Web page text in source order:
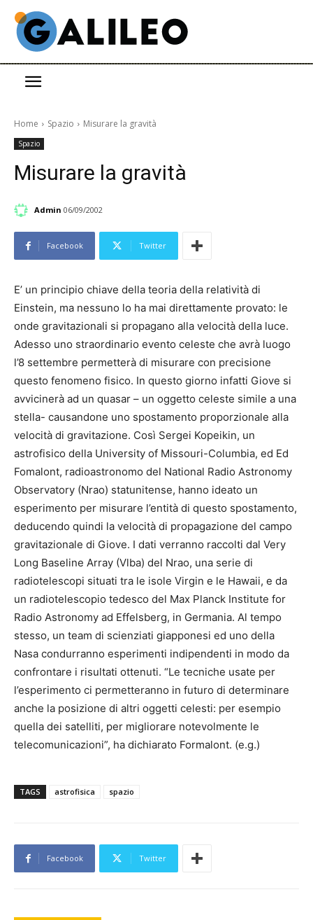
Home Spazio Misurare la gravità
Spazio
Misurare la gravità
Admin 06/09/2002
Facebook Twitter
E’ un principio chiave della teoria della relatività di
Einstein, ma nessuno lo ha mai direttamente provato: le
onde gravitazionali si propagano alla velocità della luce.
Adesso uno straordinario evento celeste che avrà luogo
l’8 settembre permetterà di misurare con precisione
questo fenomeno fisico. In questo giorno infatti Giove si
avvicinerà ad un quasar – un oggetto celeste simile a una
stella- causandone uno spostamento proporzionale alla
velocità di gravitazione. Così Sergei Kopeikin, un
astrofisico della University of Missouri-Columbia, ed Ed
Fomalont, radioastronomo del National Radio Astronomy
Observatory (Nrao) statunitense, hanno ideato un
esperimento per misurare l’entità di questo spostamento,
deducendo quindi la velocità di propagazione del campo
gravitazionale di Giove. I dati verranno raccolti dal Very
Long Baseline Array (Vlba) del Nrao, una serie di
radiotelescopi situati tra le isole Virgin e le Hawaii, e da
un radiotelescopio tedesco del Max Planck Institute for
Radio Astronomy ad Effelsberg, in Germania. Al tempo
stesso, un team di scienziati giapponesi ed uno della
Nasa condurranno esperimenti indipendenti in modo da
confrontare i risultati ottenuti. “Le tecniche usate per
l’esperimento ci permetteranno in futuro di determinare
anche la posizione di altri oggetti celesti: per esempio
quella dei satelliti, per migliorare notevolmente le
telecomunicazioni”, ha dichiarato Formalont. (e.g.)
TAGS astrofisica spazio
Facebook Twitter